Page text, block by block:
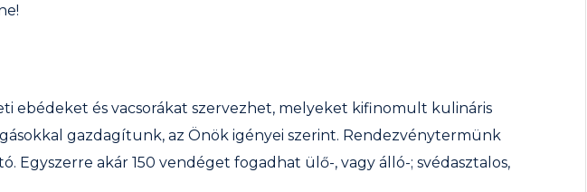
és vacsorákat szervezhet, melyeket kifinomult kulináris
gazdagítunk, az Önök igényei szerint. Rendezvénytermünk
Egyszerre akár 150 vendéget fogadhat ülő-, vagy álló-; svédasztalos,